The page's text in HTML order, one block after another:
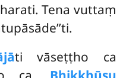
Tena vuttaṃ
ti vāseṭṭho ca